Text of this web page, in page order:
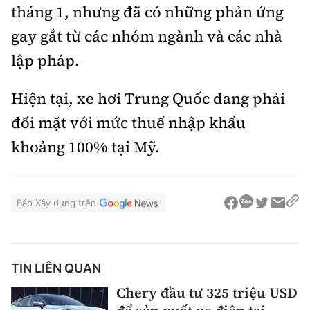
tháng 1, nhưng đã có những phản ứng
gay gắt từ các nhóm ngành và các nhà
lập pháp.
Hiện tại, xe hơi Trung Quốc đang phải
đối mặt với mức thuế nhập khẩu
khoảng 100% tại Mỹ.
Báo Xây dựng trên
TIN LIÊN QUAN
Chery đầu tư 325 triệu USD